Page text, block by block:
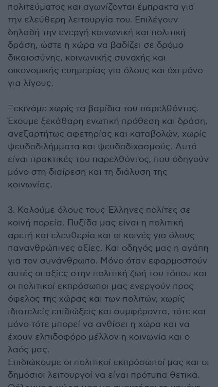
πολιτεύματος και αγωνίζονται έμπρακτα για
την ελεύθερη λειτουργία του. Επιλέγουν
δηλαδή την ενεργή κοινωνική και πολιτική
δράση, ώστε η χώρα να βαδίζει σε δρόμο
δικαιοσύνης, κοινωνικής συνοχής και
οικονομικής ευημερίας για όλους και όχι μόνο
για λίγους.
Ξεκινάμε χωρίς τα βαρίδια του παρελθόντος.
Έχουμε ξεκάθαρη ενωτική πρόθεση και δράση,
ανεξαρτήτως αφετηρίας και καταβολών, χωρίς
ψευδοδιλήμματα και ψευδοδιχασμούς. Αυτά
είναι πρακτικές του παρελθόντος, που οδηγούν
μόνο στη διαίρεση και τη διάλυση της
κοινωνίας.
3. Καλούμε όλους τους Έλληνες πολίτες σε
κοινή πορεία. Πυξίδα μας είναι η πολιτική
αρετή και ελευθερία και οι κοινές για όλους
πανανθρώπινες αξίες. Και οδηγός μας η αγάπη
για τον συνάνθρωπο. Μόνο όταν εφαρμοστούν
αυτές οι αξίες στην πολιτική ζωή του τόπου και
οι πολιτικοί εκπρόσωποι μας ενεργούν προς
όφελος της χώρας και των πολιτών, χωρίς
ιδιοτελείς επιδιώξεις και συμφέροντα, τότε και
μόνο τότε μπορεί να ανθίσει η χώρα και να
έχουν ελπιδοφόρο μέλλον η κοινωνία και ο
λαός μας.
Επιδιώκουμε οι πολιτικοί εκπρόσωποί μας και οι
δημόσιοι λειτουργοί να είναι πρότυπα θετικά.